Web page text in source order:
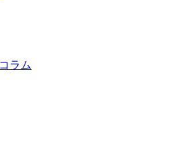
ラム